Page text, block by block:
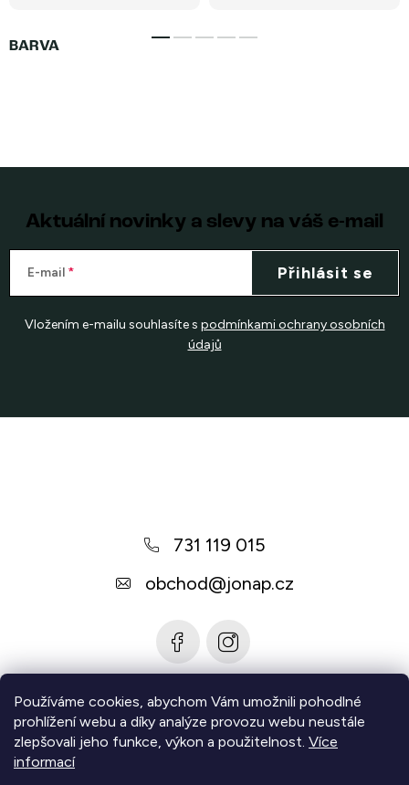
Používáme cookies, abychom Vám umožnili pohodlné
prohlížení webu a díky analýze provozu webu neustále
zlepšovali jeho funkce, výkon a použitelnost. Více
informací
Aktuální novinky a slevy na váš e-mail
E-mail
Vložením e-mailu souhlasíte s podmínkami ochrany osobních
údajů
Přihlásit se
731 119 015
obchod@jonap.cz
Informace pro vás
Zjistěte více